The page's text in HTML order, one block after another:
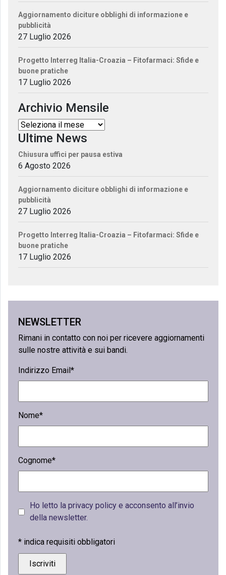
Aggiornamento diciture obblighi di informazione e
pubblicità
27 Luglio 2026
Progetto Interreg Italia-Croazia – Fitofarmaci: Sfide e
buone pratiche
17 Luglio 2026
Archivio Mensile
Ultime News
Chiusura uffici per pausa estiva
6 Agosto 2026
Aggiornamento diciture obblighi di informazione e
pubblicità
27 Luglio 2026
Progetto Interreg Italia-Croazia – Fitofarmaci: Sfide e
buone pratiche
17 Luglio 2026
NEWSLETTER
Rimani in contatto con noi per ricevere aggiornamenti
sulle nostre attività e sui bandi.
Indirizzo Email*
Nome*
Cognome*
Ho letto la privacy policy e acconsento all’invio
della newsletter.
* indica requisiti obbligatori